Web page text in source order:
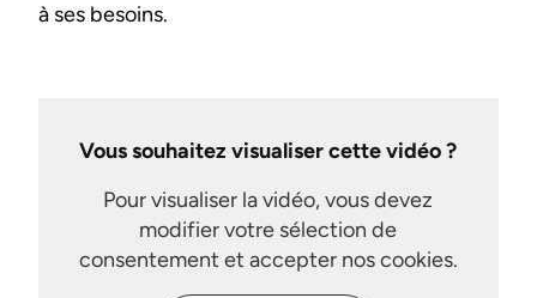
à ses besoins.
Vous souhaitez visualiser cette vidéo ?
Pour visualiser la vidéo, vous devez
modifier votre sélection de
consentement et accepter nos cookies.